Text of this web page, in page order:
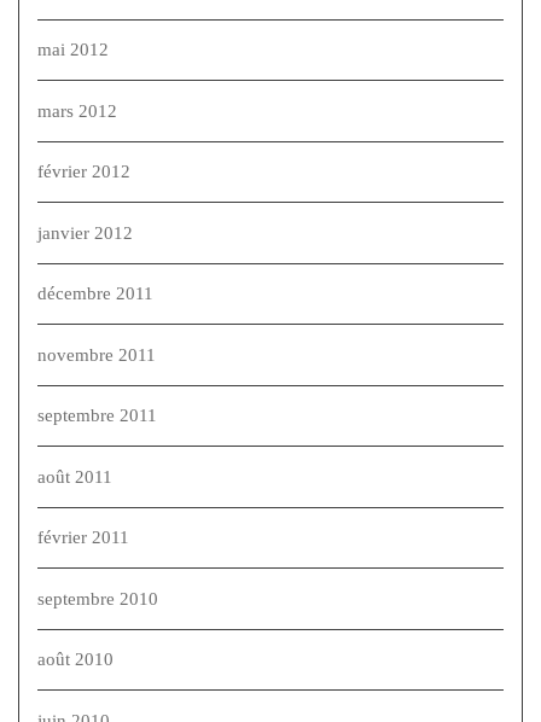
mai 2012
mars 2012
février 2012
janvier 2012
décembre 2011
novembre 2011
septembre 2011
août 2011
février 2011
septembre 2010
août 2010